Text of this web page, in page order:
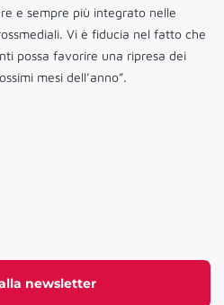
newsletter
e sempre più integrato nelle
Vi è fiducia nel fatto che
possa favorire una ripresa dei
mesi dell’anno”.